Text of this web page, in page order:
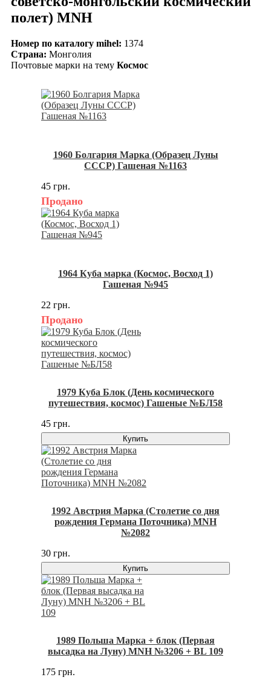
полет) MNH
Номер по каталогу mihel: 1374
Страна: Монголия
Почтовые марки на тему Космос
1960 Болгария Марка (Образец Луны
СССР) Гашеная №1163
45 грн.
Продано
1964 Куба марка (Космос, Восход 1)
Гашеная №945
22 грн.
Продано
1979 Куба Блок (День космического
путешествия, космос) Гашеные №БЛ58
45 грн.
Купить
1992 Австрия Марка (Столетие со дня
рождения Германа Поточника) MNH
№2082
30 грн.
Купить
1989 Польша Марка + блок (Первая
высадка на Луну) MNH №3206 + BL 109
175 грн.